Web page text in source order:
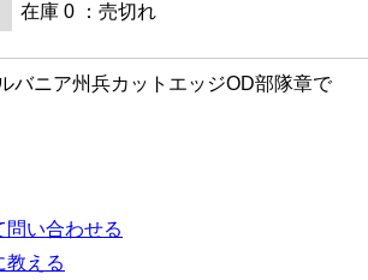
在庫 0 ：売切れ
バニア州兵カットエッジOD部隊章で
問い合わせる
教える